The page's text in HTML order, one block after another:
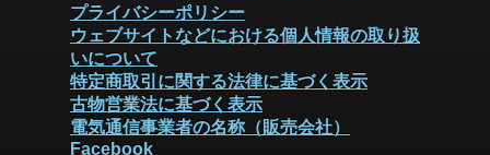
プライバシーポリシー
ウェブサイトなどにおける個人情報の取り扱
いについて
特定商取引に関する法律に基づく表示
古物営業法に基づく表示
電気通信事業者の名称（販売会社）
Facebook